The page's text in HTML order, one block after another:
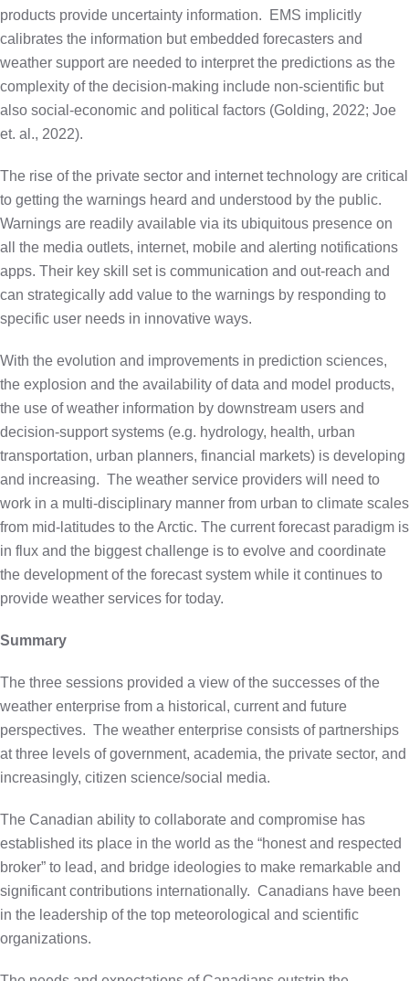
products provide uncertainty information.
EMS implicitly
calibrates the information but embedded forecasters and
weather support are needed to interpret the predictions as the
complexity of the decision-making include non-scientific but
also social-economic and political factors (Golding, 2022; Joe
et. al., 2022).
The rise of the private sector and internet technology are critical
to getting the warnings heard and understood by the public.
Warnings are readily available via its ubiquitous presence on
all the media outlets, internet, mobile and alerting notifications
apps. Their key skill set is communication and out-reach and
can strategically add value to the warnings by responding to
specific user needs in innovative ways.
With the evolution and improvements in prediction sciences,
the explosion and the availability of data and model products,
the use of weather information by downstream users and
decision-support systems (e.g. hydrology, health, urban
transportation, urban planners, financial markets) is developing
and increasing. The weather service providers will need to
work in a multi-disciplinary manner from urban to climate scales
from mid-latitudes to the Arctic. The current forecast paradigm is
in flux and the biggest challenge is to evolve and coordinate
the development of the forecast system while it continues to
provide weather services for today.
Summary
The three sessions provided a view of the successes of the
weather enterprise from a historical, current and future
perspectives. The weather enterprise consists of partnerships
at three levels of government, academia, the private sector, and
increasingly, citizen science/social media.
The Canadian ability to collaborate and compromise has
established its place in the world as the “honest and respected
broker” to lead, and bridge ideologies to make remarkable and
significant contributions internationally. Canadians have been
in the leadership of the top meteorological and scientific
organizations.